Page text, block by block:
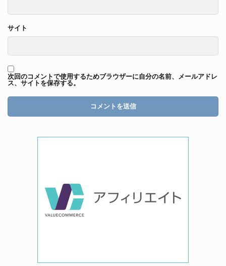
サイト
次回のコメントで使用するためブラウザーに自分の名前、メールアドレ
ス、サイトを保存する。